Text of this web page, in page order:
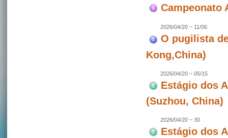
Campeonato
2026/04/20 ~ 11/06
O pugilista
Kong,China)
2026/04/20 ~ 05/15
Estágio dos
(Suzhou, China)
2026/04/20 ~ 30
Estágio dos